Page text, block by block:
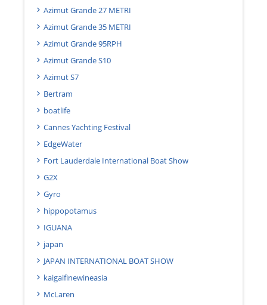
Azimut Grande 27 METRI
Azimut Grande 35 METRI
Azimut Grande 95RPH
Azimut Grande S10
Azimut S7
Bertram
boatlife
Cannes Yachting Festival
EdgeWater
Fort Lauderdale International Boat Show
G2X
Gyro
hippopotamus
IGUANA
japan
JAPAN INTERNATIONAL BOAT SHOW
kaigaifinewineasia
McLaren